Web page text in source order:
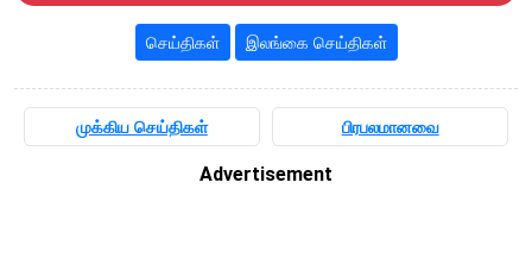
செய்திகள் இலங்கை செய்திகள்
முக்கிய செய்திகள் பிரபலமானவை
Advertisement